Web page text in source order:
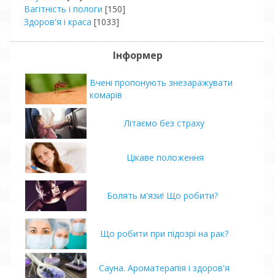
Вагітність і пологи [150]
Здоров'я і краса [1033]
Інформер
Вчені пропонують знезаражувати
комарів
Літаємо без страху
Цікаве положення
Болять м'язи! Що робити?
Що робити при підозрі на рак?
Сауна. Ароматерапія і здоров'я